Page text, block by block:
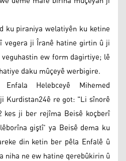
ku piraniya welatiyên ku ketine
vegera ji Îranê hatine girtin û ji
ew form dagirtiye; lê
daku mûçeyê werbigire.
Enfala Helebceyê Mihemed
Kurdistan24ê re got: "Li sînorê
kes ji ber rejîma Beisê koçberî
giştî' ya Beisê dema ku
din ketin ber pêla Enfalê û
niha ne ew hatine qerebûkirin û